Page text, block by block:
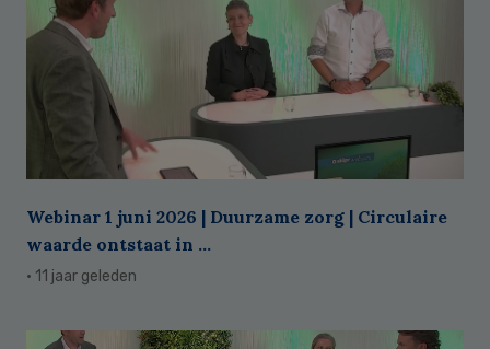
Webinar 1 juni 2026 | Duurzame zorg | Circulaire
waarde ontstaat in ...
· 11 jaar geleden